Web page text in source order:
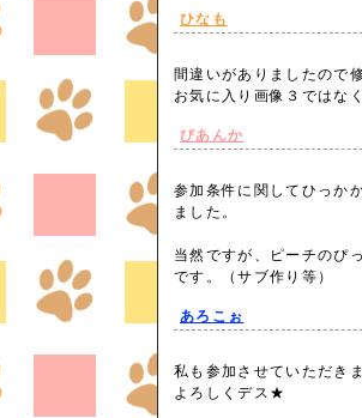
ひなも
間違いがありましたので
お気に入り画像３では
びあんか
参加条件に関してひっか
ました。
当然ですが、ピーチのぴ
です。（サブ作り等）
あろこぉ
私も参加させていただき
よろしくデス★